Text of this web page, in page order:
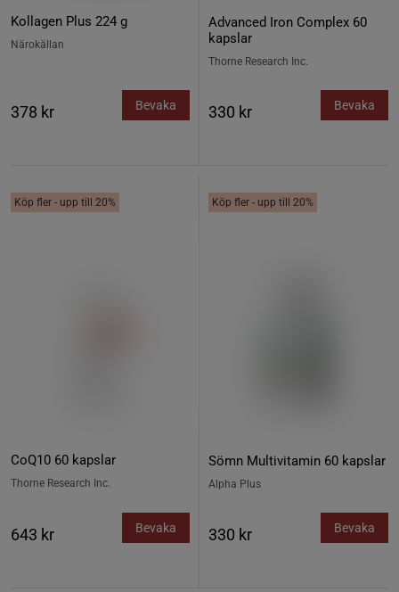
Kollagen Plus 224 g
Närokällan
378 kr Bevaka
Advanced Iron Complex 60
kapslar
Thorne Research Inc.
330 kr Bevaka
Köp fler - upp till 20%
CoQ10 60 kapslar
Thorne Research Inc.
643 kr Bevaka
Köp fler - upp till 20%
Sömn Multivitamin 60 kapslar
Alpha Plus
330 kr Bevaka